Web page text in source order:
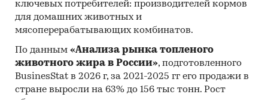
ключевых потребителей: производителей кормов
для домашних животных и
мясоперерабатывающих комбинатов.
По данным «Анализа рынка топленого
животного жира в России», подготовленного
BusinesStat в 2026 г, за 2021-2025 гг его продажи в
стране выросли на 63% до 156 тыс тонн. Рост